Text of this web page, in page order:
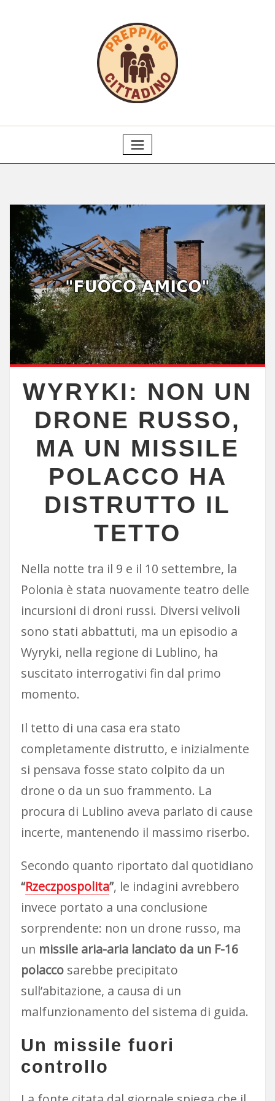
WYRYKI: NON UN
DRONE RUSSO,
MA UN MISSILE
POLACCO HA
DISTRUTTO IL
TETTO
Nella notte tra il 9 e il 10 settembre, la
Polonia è stata nuovamente teatro delle
incursioni di droni russi. Diversi velivoli
sono stati abbattuti, ma un episodio a
Wyryki, nella regione di Lublino, ha
suscitato interrogativi fin dal primo
momento.
Il tetto di una casa era stato
completamente distrutto, e inizialmente
si pensava fosse stato colpito da un
drone o da un suo frammento. La
procura di Lublino aveva parlato di cause
incerte, mantenendo il massimo riserbo.
Secondo quanto riportato dal quotidiano
“Rzeczpospolita”, le indagini avrebbero
invece portato a una conclusione
sorprendente: non un drone russo, ma
un missile aria-aria lanciato da un F-16
polaccosarebbe precipitato
sull’abitazione, a causa di un
malfunzionamento del sistema di guida.
Un missile fuori
controllo